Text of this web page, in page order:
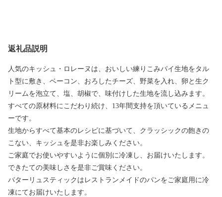
返礼品説明
人気のキッシュ・ロレーヌは、おいしい練りこみパイ生地をタル
ト型に敷き、ベーコン、おろしたチーズ、野菜を入れ、卵と生ク
リームを泡立て、塩、胡椒で、味付けした生地を流し込みます。
すべての原材料にこだわり続け、13年間支持を頂いているメニュ
ーです。
生地からすべて基本のレシピに基づいて、クラッシックの飽きの
こない、キッシュを是非お楽しみください。
ご家庭でお使いやすいように個別に冷凍し、お届けいたします。
できたての美味しさを是非ご賞味ください。
バターリュスティックはレストランメイドのパンをご家庭用に冷
凍にてお届けいたします。